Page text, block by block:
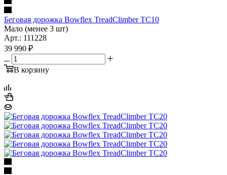
Беговая дорожка Bowflex TreadClimber TC10
Мало (менее 3 шт)
Арт.: 111228
39 990 ₽
В корзину